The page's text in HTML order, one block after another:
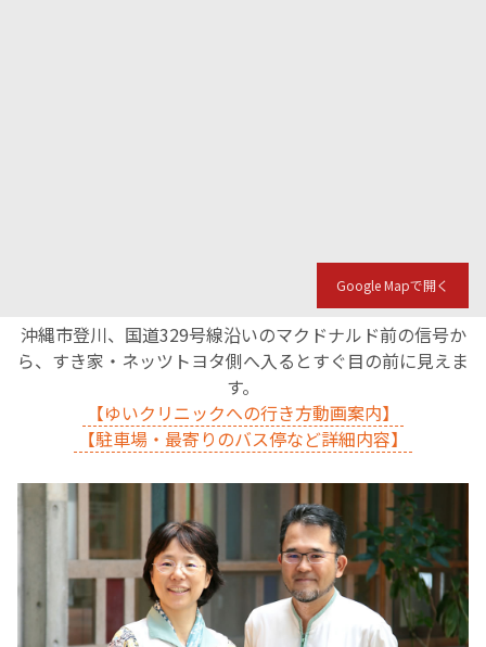
Google Mapで開く
沖縄市登川、国道329号線沿いのマクドナルド前の信号か
ら、すき家・ネッツトヨタ側へ入るとすぐ目の前に見えま
す。
【ゆいクリニックへの行き方動画案内】
【駐車場・最寄りのバス停など詳細内容】